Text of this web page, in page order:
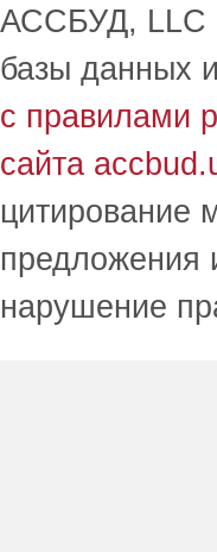
АССБУД, LLC
базы данных
с правилами
сайта
цитирование
предложения
нарушение